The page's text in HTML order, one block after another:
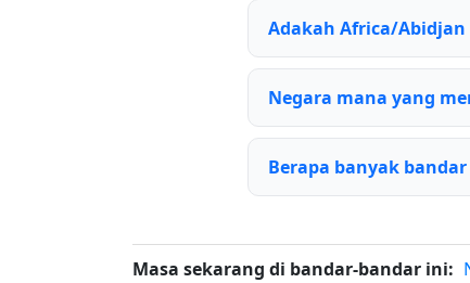
Adakah Africa/
Negara mana yang
Berapa banyak
Masa sekarang di bandar-bandar ini: